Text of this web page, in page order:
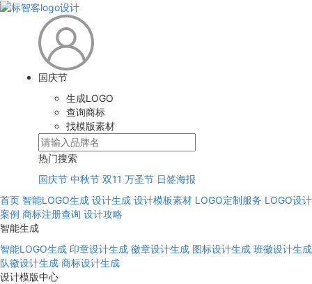
国庆节
生成LOGO
查询商标
找模版素材
热门搜索
国庆节 中秋节 双11 万圣节 日签海报
首页 智能LOGO生成 设计生成 设计模板素材 LOGO定制服务 LOGO设计
案例 商标注册查询 设计攻略
智能生成
智能LOGO生成 印章设计生成 徽章设计生成 图标设计生成 班徽设计生成
队徽设计生成 商标设计生成
设计模版中心